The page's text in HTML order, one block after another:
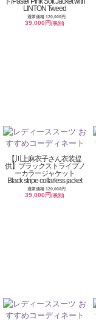
LINTON Tweed
通常価格 120,000円
39,000円(税別)
【川上麻衣子さん衣装提
供】ブラックストライプノ
ーカラージャケット
Black stripe collarless jacket
通常価格 120,000円
39,000円(税別)